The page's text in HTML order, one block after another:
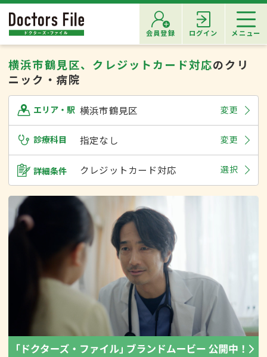
会員登録 ログイン メニュー
横浜市鶴見区、クレジットカード対応のクリ
ニック・病院
エリア・駅 横浜市鶴見区 変更
診療科目 指定なし 変更
詳細条件 クレジットカード対応 選択